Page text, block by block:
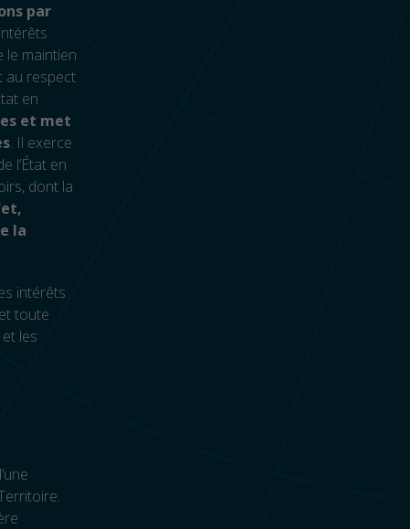
par
le maintien
au respect
en
et met
. Il exerce
l’État en
dont la
la
intérêts
toute
les